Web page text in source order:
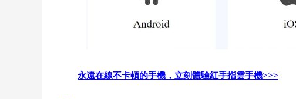
永遠在線不卡頓的手機，立刻體驗紅手指雲手機>>>